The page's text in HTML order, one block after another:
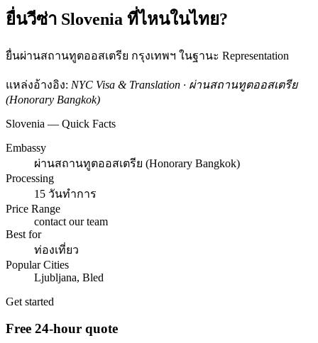
ยื่นวีซ่า Slovenia ที่ไหนในไทย?
ยื่นผ่านสถานทูตออสเตรีย กรุงเทพฯ ในฐานะ Representation
แหล่งอ้างอิง: NYC Visa & Translation · ผ่านสถานทูตออสเตรีย
(Honorary Bangkok)
Slovenia — Quick Facts
Embassy
ผ่านสถานทูตออสเตรีย (Honorary Bangkok)
Processing
15 วันทำการ
Price Range
contact our team
Best for
ท่องเที่ยว
Popular Cities
Ljubljana, Bled
Get started
Free 24-hour quote